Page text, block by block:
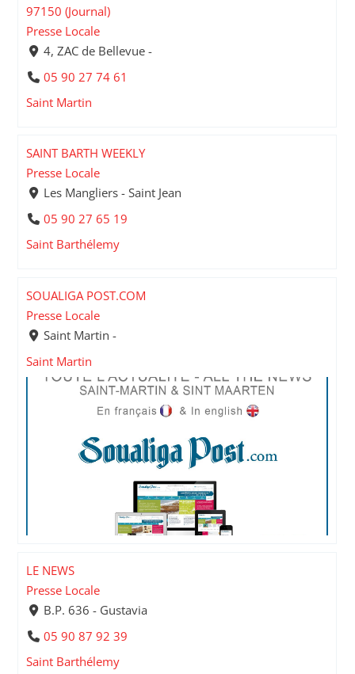
97150 (Journal)
Presse Locale
4, ZAC de Bellevue -
05 90 27 74 61
Saint Martin
SAINT BARTH WEEKLY
Presse Locale
Les Mangliers - Saint Jean
05 90 27 65 19
Saint Barthélemy
SOUALIGA POST.COM
Presse Locale
Saint Martin -
Saint Martin
LE NEWS
Presse Locale
B.P. 636 - Gustavia
05 90 87 92 39
Saint Barthélemy